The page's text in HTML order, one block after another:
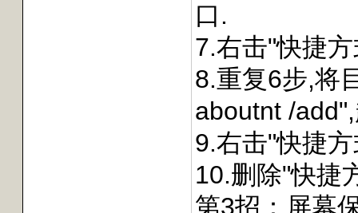
口.
7.右击"快捷
8.重复6步,将
aboutnt /
9.右击"快捷
10.删除"快捷
第3招：屏幕